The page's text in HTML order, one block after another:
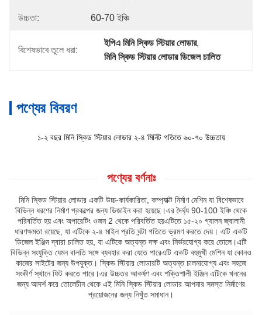
উচ্চতা: 60-70 ইঞ্চি
বিশেষভাবে তুলে ধরা:
ইপিএ মিনি স্কিড স্টিয়ার লোডার,
মিনি স্কিড স্টিয়ার লোডার ডিজেল চালিত
পণ্যের বিবরণ
১-২ বছর মিনি স্কিড স্টিয়ার লোডার ২-৪ মিনিট গতিতে ৬০-৭০ উচ্চতায়
পণ্যের বর্ণনাঃ
মিনি স্কিড স্টিয়ার লোডার একটি উচ্চ-কার্যকারিতা, কম্প্যাক্ট নির্মাণ মেশিন যা বিশেষভাবে
বিভিন্ন ধরণের নির্মাণ প্রকল্পের জন্য ডিজাইন করা হয়েছে।এর দৈর্ঘ্য 90-100 ইঞ্চি থেকে
পরিবর্তিত হয় এবং অপারেটিং ওজন 2 থেকে পরিবর্তিত হয়এটিতে ১৫-২০ গ্যালন জ্বালানী
ধারণক্ষমতা রয়েছে, যা এটিকে ২-৪ মাইল প্রতি ঘন্টা গতিতে ভ্রমণ করতে দেয়। এটি একটি
ডিজেল ইঞ্জিন দ্বারা চালিত হয়, যা এটিকে অত্যন্ত দক্ষ এবং নির্ভরযোগ্য করে তোলে।এটি
বিভিন্ন সংযুক্তি যেমন বালতি সঙ্গে ব্যবহার করা যেতে পারেএটি একটি বহুমুখী মেশিন যা কোনও
কাজের সাইটের জন্য উপযুক্ত। স্কিড স্টিয়ার লোডারটি অত্যন্ত চালনাযোগ্য এবং সহজে
সংকীর্ণ স্থানে ফিট করতে পারে।এর উচ্চতর আকর্ষণ এবং শক্তিশালী ইঞ্জিন এটিকে খননের
জন্য আদর্শ করে তোলেচীন থেকে এই মিনি স্কিড স্টিয়ার লোডার আপনার সমস্ত নির্মাণের
প্রয়োজনের জন্য নিখুঁত সমাধান।